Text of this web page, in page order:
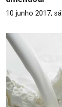
10 junho 2017,